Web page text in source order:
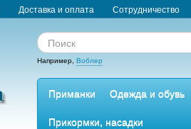
Доставка и оплата Сотрудничество
Например, Воблер
Приманки
Одежда и обувь
Прикормки, насадки